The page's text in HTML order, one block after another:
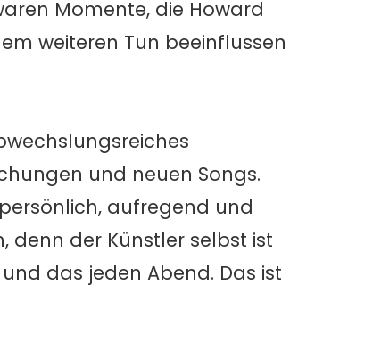
Momente, die Howard
weiteren Tun beeinflussen
und neuen Songs.
aufregend und
denn der Künstler selbst ist
das jeden Abend. Das ist